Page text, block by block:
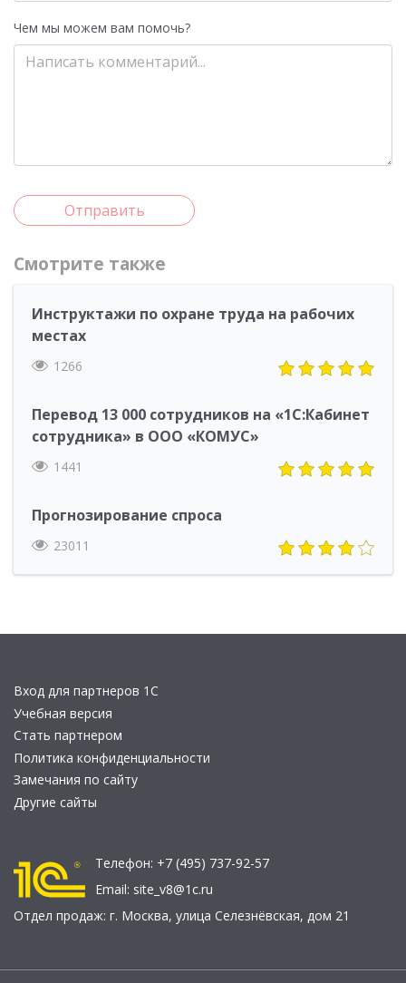
Чем мы можем вам помочь?
Отправить
Смотрите также
Инструктажи по охране труда на рабочих
местах
1266
Перевод 13 000 сотрудников на «1С:Кабинет
сотрудника» в ООО «КОМУС»
1441
Прогнозирование спроса
23011
Вход для партнеров 1С
Учебная версия
Стать партнером
Политика конфиденциальности
Замечания по сайту
Другие сайты
Телефон: +7 (495) 737-92-57
Email: site_v8@1c.ru
Отдел продаж: г. Москва, улица Селезнёвская, дом 21